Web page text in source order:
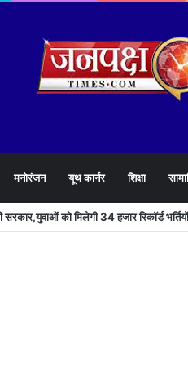
मनोरंजन यूथ कार्नर शिक्षा
सरकार,युवाओं को मिलेगी 34 हजार रिकॉर्ड